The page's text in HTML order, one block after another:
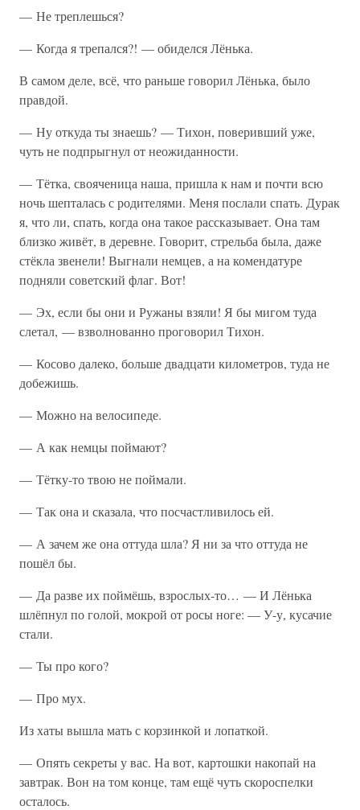
— Не треплешься?
— Когда я трепался?! — обиделся Лёнька.
В самом деле, всё, что раньше говорил Лёнька, было
правдой.
— Ну откуда ты знаешь? — Тихон, поверивший уже,
чуть не подпрыгнул от неожиданности.
— Тётка, свояченица наша, пришла к нам и почти всю
ночь шепталась с родителями. Меня послали спать. Дурак
я, что ли, спать, когда она такое рассказывает. Она там
близко живёт, в деревне. Говорит, стрельба была, даже
стёкла звенели! Выгнали немцев, а на комендатуре
подняли советский флаг. Вот!
— Эх, если бы они и Ружаны взяли! Я бы мигом туда
слетал, — взволнованно проговорил Тихон.
— Косово далеко, больше двадцати километров, туда не
добежишь.
— Можно на велосипеде.
— А как немцы поймают?
— Тётку-то твою не поймали.
— Так она и сказала, что посчастливилось ей.
— А зачем же она оттуда шла? Я ни за что оттуда не
пошёл бы.
— Да разве их поймёшь, взрослых-то… — И Лёнька
шлёпнул по голой, мокрой от росы ноге: — У-у, кусачие
стали.
— Ты про кого?
— Про мух.
Из хаты вышла мать с корзинкой и лопаткой.
— Опять секреты у вас. На вот, картошки накопай на
завтрак. Вон на том конце, там ещё чуть скороспелки
осталось.